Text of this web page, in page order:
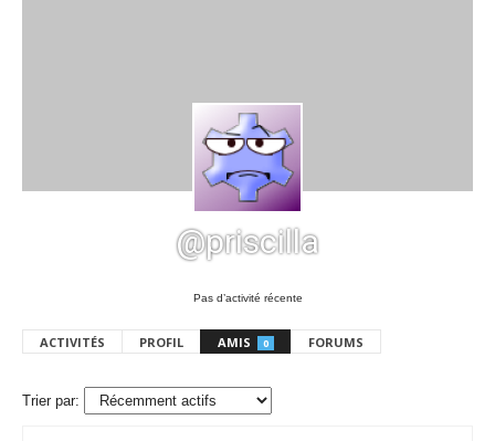
@priscilla
Pas d’activité récente
ACTIVITÉS PROFIL AMIS 0 FORUMS
Trier par: